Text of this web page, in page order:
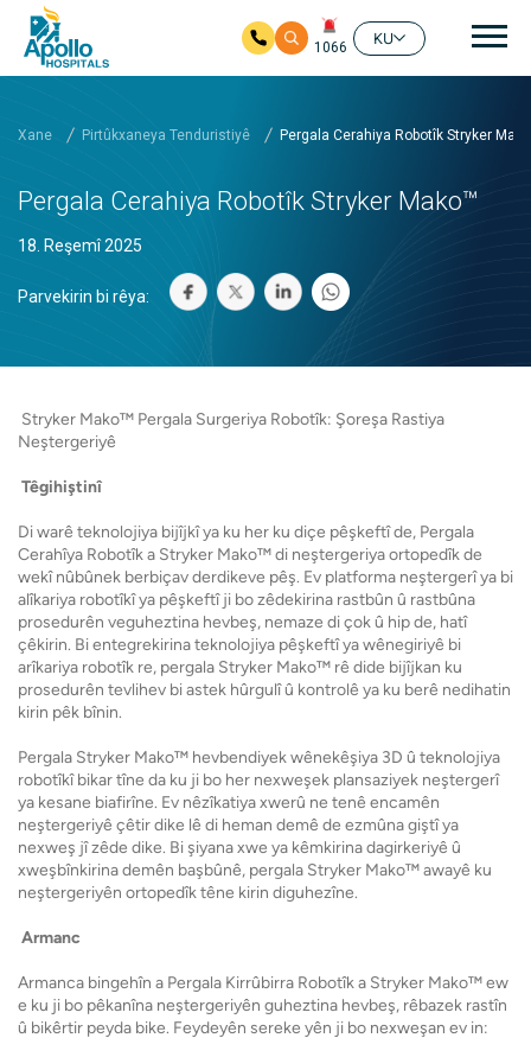
1066
KU
Xane Pirtûkxaneya Tenduristiyê Pergala Cerahiya Robotîk Stryker
Pergala Cerahiya Robotîk Stryker Mako™
18. Reşemî 2025
Parvekirin bi rêya:
Stryker Mako™ Pergala Surgeriya Robotîk: Şoreşa Rastiya
Neştergeriyê
Têgihiştinî
Di warê teknolojiya bijîjkî ya ku her ku diçe pêşkeftî de, Pergala
Cerahîya Robotîk a Stryker Mako™ di neştergeriya ortopedîk de
wekî nûbûnek berbiçav derdikeve pêş. Ev platforma neştergerî ya bi
alîkariya robotîkî ya pêşkeftî ji bo zêdekirina rastbûn û rastbûna
prosedurên veguheztina hevbeş, nemaze di çok û hip de, hatî
çêkirin. Bi entegrekirina teknolojiya pêşkeftî ya wênegiriyê bi
arîkariya robotîk re, pergala Stryker Mako™ rê dide bijîjkan ku
prosedurên tevlihev bi astek hûrgulî û kontrolê ya ku berê nedihatin
kirin pêk bînin.
Pergala Stryker Mako™ hevbendiyek wênekêşiya 3D û teknolojiya
robotîkî bikar tîne da ku ji bo her nexweşek plansaziyek neştergerî
ya kesane biafirîne. Ev nêzîkatiya xwerû ne tenê encamên
neştergeriyê çêtir dike lê di heman demê de ezmûna giştî ya
nexweş jî zêde dike. Bi şiyana xwe ya kêmkirina dagirkeriyê û
xweşbînkirina demên başbûnê, pergala Stryker Mako™ awayê ku
neştergeriyên ortopedîk têne kirin diguhezîne.
Armanc
Armanca bingehîn a Pergala Kirrûbirra Robotîk a Stryker Mako™ ew
e ku ji bo pêkanîna neştergeriyên guheztina hevbeş, rêbazek rastîn
û bikêrtir peyda bike. Feydeyên sereke yên ji bo nexweşan ev in: